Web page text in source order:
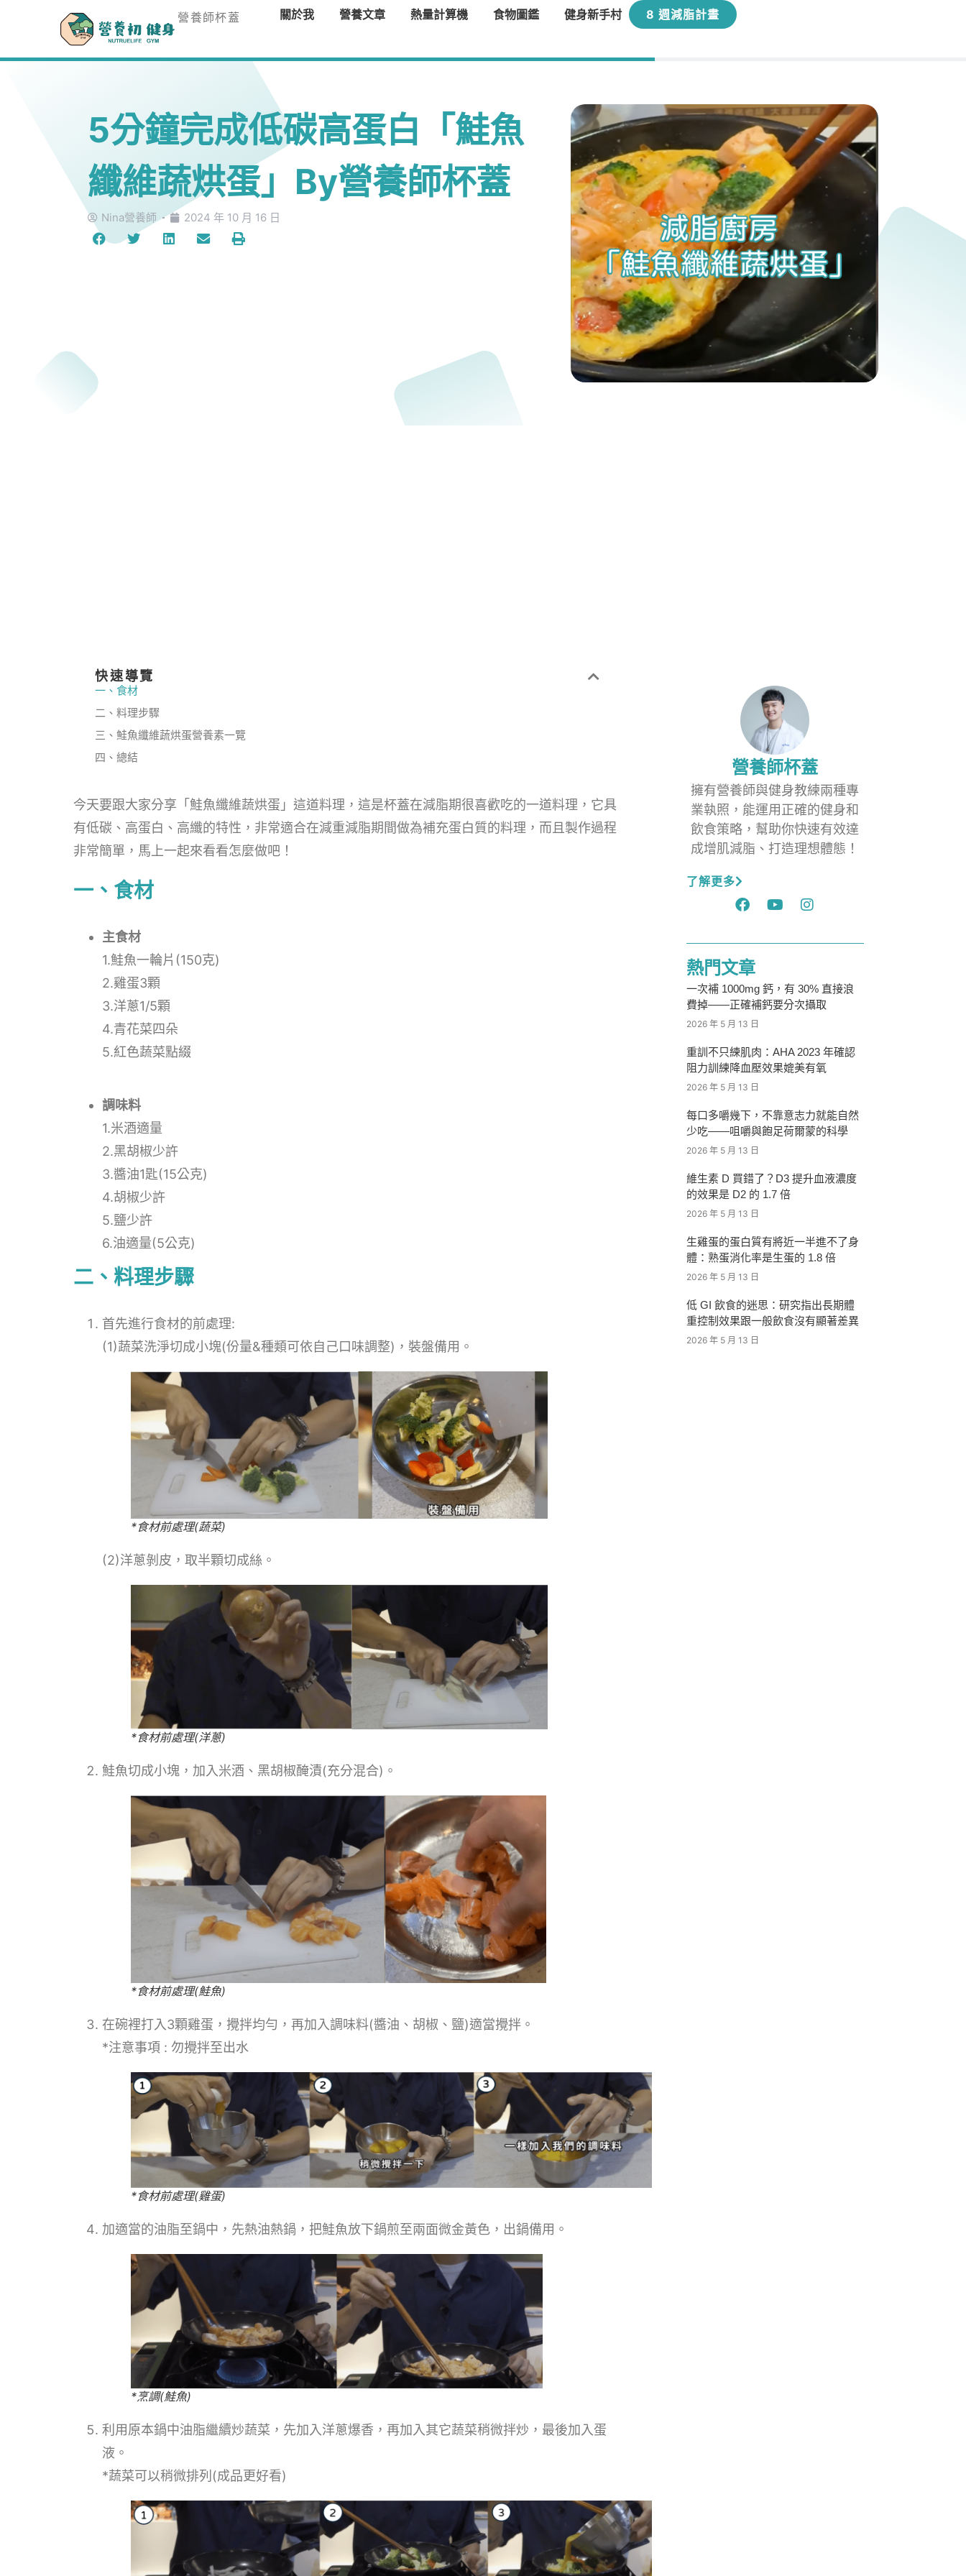
營養師杯蓋 關於我 營養文章 熱量計算機 食物圖鑑 健身新手村 8 週減脂計畫
5分鐘完成低碳高蛋白「鮭魚
纖維蔬烘蛋」By營養師杯蓋
Nina營養師 2024 年 10 月 16 日
快速導覽
一、食材
二、料理步驟
三、鮭魚纖維蔬烘蛋營養素一覽
四、總結
今天要跟大家分享「鮭魚纖維蔬烘蛋」這道料理，這是杯蓋在減脂期很喜歡吃的一道料理，它具
有低碳、高蛋白、高纖的特性，非常適合在減重減脂期間做為補充蛋白質的料理，而且製作過程
非常簡單，馬上一起來看看怎麼做吧！
一、食材
主食材
1.鮭魚一輪片(150克)
2.雞蛋3顆
3.洋蔥1/5顆
4.青花菜四朵
5.紅色蔬菜點綴
調味料
1.米酒適量
2.黑胡椒少許
3.醬油1匙(15公克)
4.胡椒少許
5.鹽少許
6.油適量(5公克)
二、料理步驟
首先進行食材的前處理:
(1)蔬菜洗淨切成小塊(份量&種類可依自己口味調整)，裝盤備用。
*食材前處理(蔬菜)
(2)洋蔥剝皮，取半顆切成絲。
*食材前處理(洋蔥)
鮭魚切成小塊，加入米酒、黑胡椒醃漬(充分混合)。
*食材前處理(鮭魚)
在碗裡打入3顆雞蛋，攪拌均勻，再加入調味料(醬油、胡椒、鹽)適當攪拌。
*注意事項 : 勿攪拌至出水
*食材前處理(雞蛋)
加適當的油脂至鍋中，先熱油熱鍋，把鮭魚放下鍋煎至兩面微金黃色，出鍋備用。
*烹調(鮭魚)
利用原本鍋中油脂繼續炒蔬菜，先加入洋蔥爆香，再加入其它蔬菜稍微拌炒，最後加入蛋
液。
*蔬菜可以稍微排列(成品更好看)
營養師杯蓋
擁有營養師與健身教練兩種專
業執照，能運用正確的健身和
飲食策略，幫助你快速有效達
成增肌減脂、打造理想體態！
了解更多
熱門文章
一次補 1000mg 鈣，有 30% 直接浪
費掉——正確補鈣要分次攝取
2026 年 5 月 13 日
重訓不只練肌肉：AHA 2023 年確認
阻力訓練降血壓效果媲美有氧
2026 年 5 月 13 日
每口多嚼幾下，不靠意志力就能自然
少吃——咀嚼與飽足荷爾蒙的科學
2026 年 5 月 13 日
維生素 D 買錯了？D3 提升血液濃度
的效果是 D2 的 1.7 倍
2026 年 5 月 13 日
生雞蛋的蛋白質有將近一半進不了身
體：熟蛋消化率是生蛋的 1.8 倍
2026 年 5 月 13 日
低 GI 飲食的迷思：研究指出長期體
重控制效果跟一般飲食沒有顯著差異
2026 年 5 月 13 日